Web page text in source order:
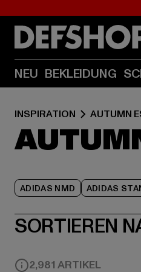
NEU BEKLEIDUNG
INSPIRATION AUTUMN
ADIDAS NMD ADIDAS
SORTIEREN
2,981 ARTIKEL